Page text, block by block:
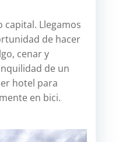
capital. Llegamos
de hacer
cenar y
de un
hotel para
en bici.